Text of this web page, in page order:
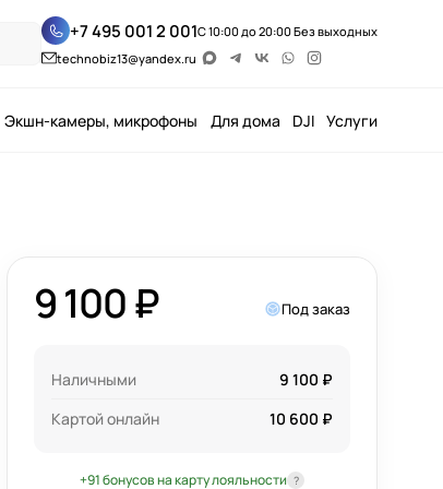
+7 495 001 2 001С 10:00 до 20:00 Без выходных
technobiz13@yandex.ru
Экшн-камеры, микрофоны Для дома DJI Услуги
9 100 ₽ Под заказ
Наличными
9 100 ₽
Картой онлайн
10 600 ₽
+91 бонусов на карту лояльности ?